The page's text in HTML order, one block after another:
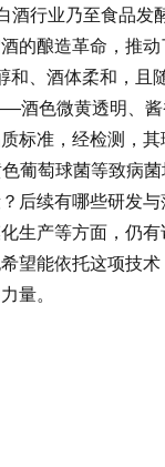
行业乃至食品发
的酿造革命，推
和、酒体柔和，
色微黄透明、酱
标准，经检测，
葡萄球菌等致病
后续有哪些研发
生产等方面，仍
望能依托这项技
量。